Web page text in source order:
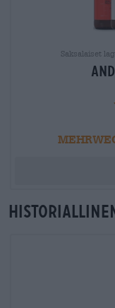
Saksalaiset